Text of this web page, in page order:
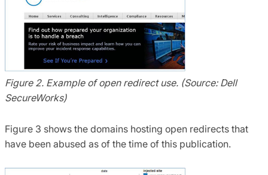
Figure 2. Example of open redirect use. (Source: Dell
SecureWorks)
Figure 3 shows the domains hosting open redirects that
have been abused as of the time of this publication.